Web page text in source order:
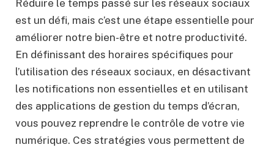
Réduire le temps passé sur les réseaux sociaux
est un défi, mais c’est une étape essentielle pour
améliorer notre bien-être et notre productivité.
En définissant des horaires spécifiques pour
l’utilisation des réseaux sociaux, en désactivant
les notifications non essentielles et en utilisant
des applications de gestion du temps d’écran,
vous pouvez reprendre le contrôle de votre vie
numérique. Ces stratégies vous permettent de